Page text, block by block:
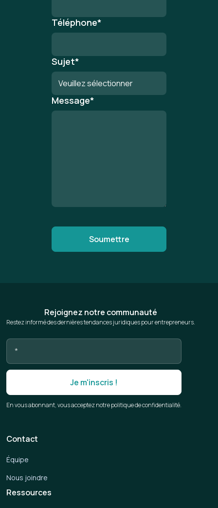
Téléphone*
Sujet*
Message*
Rejoignez notre communauté
Restez informé des dernières tendances juridiques pour entrepreneurs.
En vous abonnant, vous acceptez notre politique de confidentialité.
Ressources
Contact
Équipe
Nous joindre